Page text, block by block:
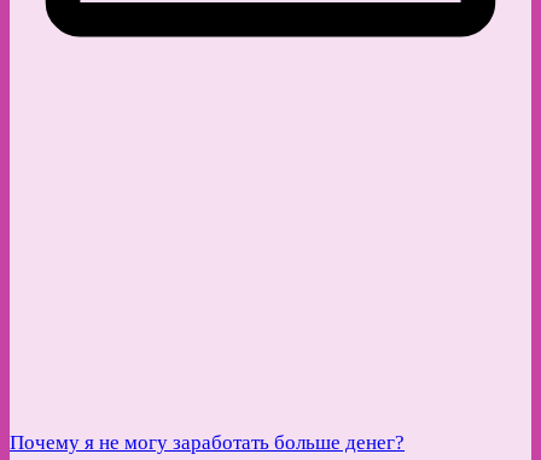
Почему я не могу заработать больше денег?